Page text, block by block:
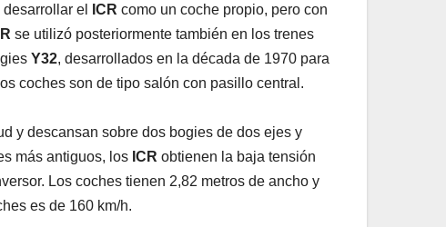
el ICR como un coche propio, pero con
se utilizó posteriormente también en los trenes
Y32, desarrollados en la década de 1970 para
coches son de tipo salón con pasillo central.
y descansan sobre dos bogies de dos ejes y
más antiguos, los ICR obtienen la baja tensión
Los coches tienen 2,82 metros de ancho y
es de 160 km/h.